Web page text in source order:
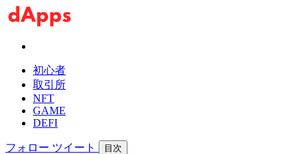
初心者
取引所
NFT
GAME
DEFI
フォロー ツイート 目次